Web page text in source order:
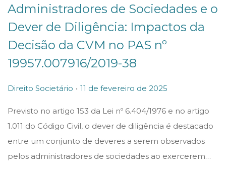
Administradores de Sociedades e o
Dever de Diligência: Impactos da
Decisão da CVM no PAS nº
19957.007916/2019-38
P
s
t
e
d
Direito Societário . P
s
t
e
d
11 de fevereiro de 2025
Previsto no artigo 153 da Lei nº 6.404/1976 e no artigo
1.011 do Código Civil, o dever de diligência é destacado
entre um conjunto de deveres a serem observados
pelos administradores de sociedades ao exercerem…